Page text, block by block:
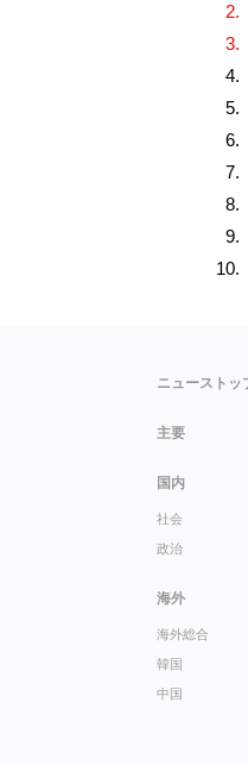
2.
3.
4.
5.
6.
7.
8.
9.
10.
ニューストッ
主要
国内
社会
政治
海外
海外総合
韓国
中国